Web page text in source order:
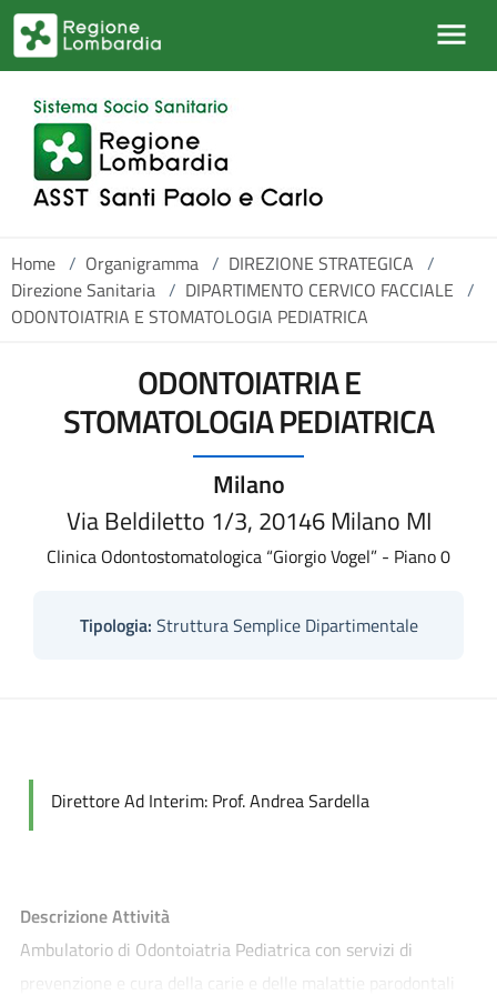
Salta al contenuto principale
Home / Organigramma / DIREZIONE STRATEGICA /
Direzione Sanitaria / DIPARTIMENTO CERVICO FACCIALE /
ODONTOIATRIA E STOMATOLOGIA PEDIATRICA
ODONTOIATRIA E
STOMATOLOGIA PEDIATRICA
Milano
Via Beldiletto 1/3, 20146 Milano MI
Clinica Odontostomatologica “Giorgio Vogel” - Piano 0
Tipologia: Struttura Semplice Dipartimentale
Direttore Ad Interim: Prof. Andrea Sardella
Descrizione Attività
Ambulatorio di Odontoiatria Pediatrica con servizi di
prevenzione e cura della carie e delle malattie parodontali